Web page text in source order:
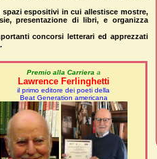
espositivi in cui allestisce mostre,
presentazione di libri, e organizza
concorsi letterari ed apprezzati
Premio alla Carriera a
Lawrence Ferlinghetti
il primo editore dei poeti della
Beat Generation americana